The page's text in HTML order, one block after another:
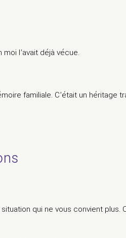
l’avait déjà vécue.
familiale. C’était un héritage
qui ne vous convient plus.